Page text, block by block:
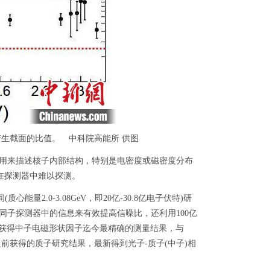
截面的比值。 中科院高能所 供图
描述核子内部结构，特别是电密度或磁密度分布
测器中难以探测。
心能量2.0-3.08GeV，即20亿-30.8亿电子伏特)研
子探测器中的信息来有效提高信噪比，还利用100亿
得中子电磁形状因子迄今最精确的测量结果，与
获得的质子研究结果，最新得到光子-质子(中子)相